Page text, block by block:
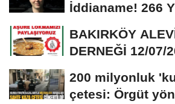
İddianame! 266
Hapis Talebi
BAKIRKÖY
DERNEĞİ 12/07/
DAVETİNE...
200 milyonluk
çetesi: Örgüt